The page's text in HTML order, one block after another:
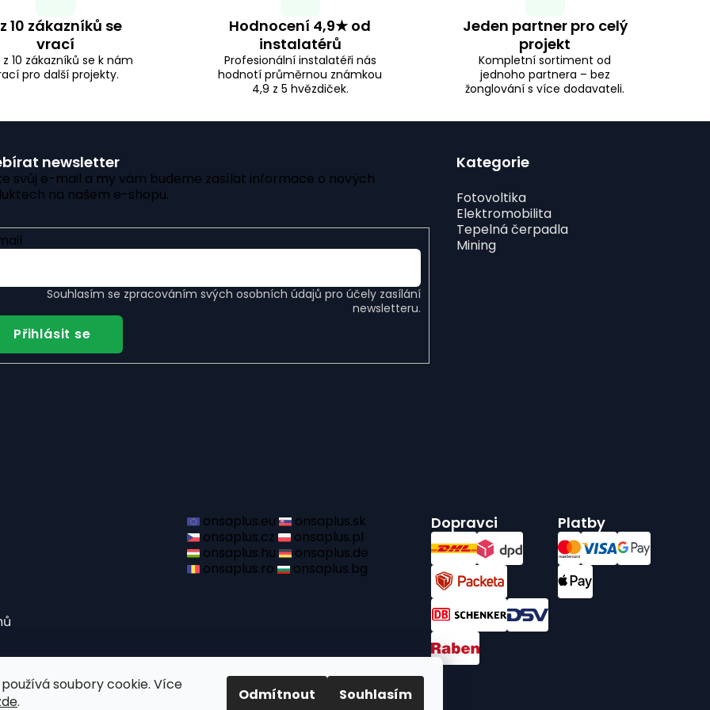
soubory cookie. Více
. Odmítnout Souhlasím
10 zákazníků se
vrací
z 10 zákazníků se k nám
pro další projekty.
Hodnocení 4,9★ od
instalatérů
Profesionální instalatéři nás
hodnotí průměrnou známkou
4,9 z 5 hvězdiček.
Jeden partner pro celý
projekt
Kompletní sortiment od
jednoho partnera – bez
žonglování s více dodavateli.
newsletter
svůj e-mail a my vám budeme zasílat informace o nových
na našem e-shopu.
Souhlasím se zpracováním svých osobních údajů pro účely zasílání
newsletteru.
Přihlásit se
Kategorie
Fotovoltika
Elektromobilita
Tepelná čerpadla
Mining
onsaplus.eu
onsaplus.sk
onsaplus.cz
onsaplus.pl
onsaplus.hu
onsaplus.de
onsaplus.ro
onsaplus.bg
Dopravci Platby